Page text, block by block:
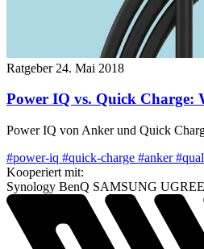
Ratgeber 24. Mai 2018
Power IQ vs. Quick Charge:
Power IQ von Anker und Quick
#power-iq #quick-charge #anker
Kooperiert mit:
Synology BenQ SAMSUNG